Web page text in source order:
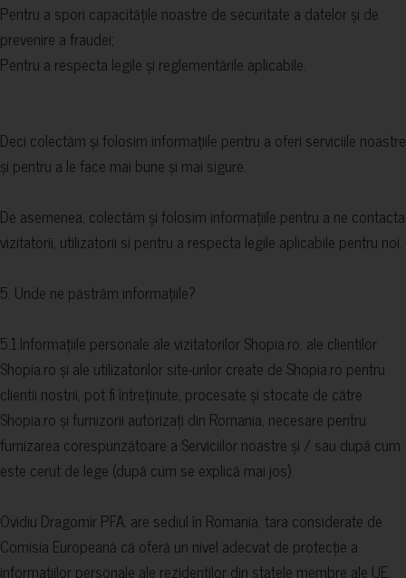
Pentru a spori capacitățile noastre de securitate a datelor și de
prevenire a fraudei;
Pentru a respecta legile și reglementările aplicabile.
Deci colectăm și folosim informațiile pentru a oferi serviciile noastre
și pentru a le face mai bune și mai sigure.
De asemenea, colectăm și folosim informațiile pentru a ne contacta
vizitatorii, utilizatorii si pentru a respecta legile aplicabile pentru noi.
5. Unde ne păstrăm informațiile?
5.1.Informațiile personale ale vizitatorilor Shopia.ro, ale clientilor
Shopia.ro și ale utilizatorilor site-urilor create de Shopia.ro pentru
clientii nostrii, pot fi întreținute, procesate și stocate de către
Shopia.ro și furnizorii autorizați din Romania, necesare pentru
furnizarea corespunzătoare a Serviciilor noastre și / sau după cum
este cerut de lege (după cum se explică mai jos).
Ovidiu Dragomir PFA. are sediul în Romania, tara considerate de
Comisia Europeană că oferă un nivel adecvat de protecție a
informațiilor personale ale rezidenților din statele membre ale UE.